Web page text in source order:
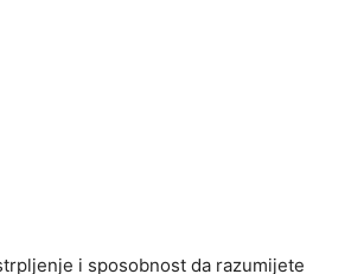
i sposobnost da razumijete